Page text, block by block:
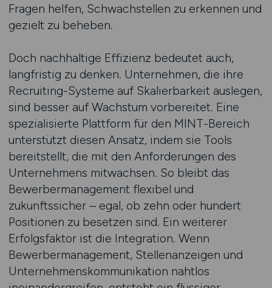
Fragen helfen, Schwachstellen zu erkennen und
gezielt zu beheben.
Doch nachhaltige Effizienz bedeutet auch,
langfristig zu denken. Unternehmen, die ihre
Recruiting-Systeme auf Skalierbarkeit auslegen,
sind besser auf Wachstum vorbereitet. Eine
spezialisierte Plattform für den MINT-Bereich
unterstützt diesen Ansatz, indem sie Tools
bereitstellt, die mit den Anforderungen des
Unternehmens mitwachsen. So bleibt das
Bewerbermanagement flexibel und
zukunftssicher – egal, ob zehn oder hundert
Positionen zu besetzen sind. Ein weiterer
Erfolgsfaktor ist die Integration. Wenn
Bewerbermanagement, Stellenanzeigen und
Unternehmenskommunikation nahtlos